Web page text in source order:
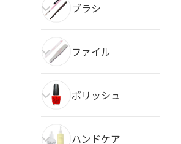
ブラシ
ファイル
ポリッシュ
ハンドケア